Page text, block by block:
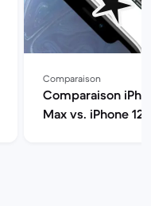
Comparaison
Comparaison
Max vs. iPhone 12